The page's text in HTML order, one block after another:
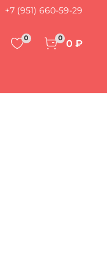
+7 (951) 660-59-29
0 0 0 ₽